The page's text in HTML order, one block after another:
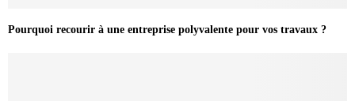
Pourquoi recourir à une entreprise polyvalente pour vos travaux ?